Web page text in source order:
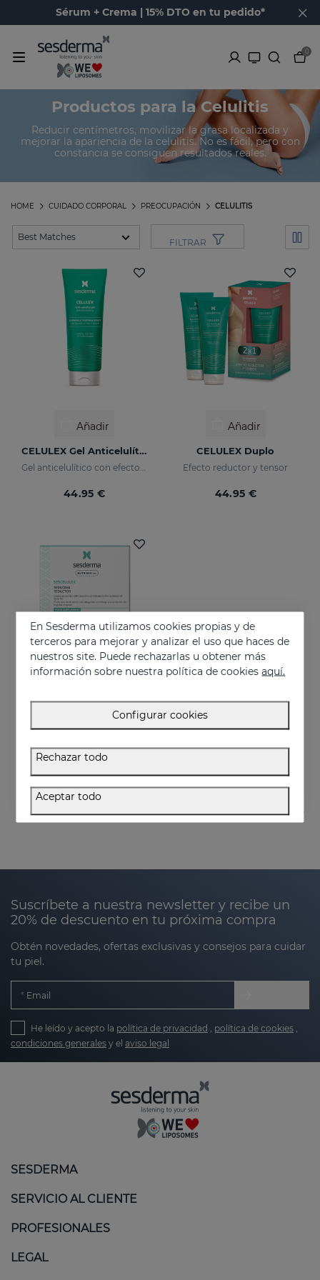
Sérum + Crema | 15% DTO en tu pedido*
0
Productos para la Celulitis
Reducir centímetros, movilizar la grasa localizada y
mejorar la apariencia de la celulitis. No es fácil, pero con
constancia se consiguen resultados reales.
CELULITIS
PREOCUPACIÓN
CUIDADO CORPORAL
HOME
FILTRAR
Añadir
CELULEX Gel Anticelulítico
Gel anticelulítico con efecto reductor y tensor
44.95 €
Añadir
CELULEX Duplo
Efecto reductor y tensor
44.95 €
Añadir
SESCELULEX Cápsulas Blandas
Suscríbete a nuestra newsletter y recibe un
20% de descuento en tu próxima compra
Obtén novedades, ofertas exclusivas y consejos para cuidar
tu piel.
Email
He leído y acepto la política de privacidad política de cookies
condiciones generales y el aviso legal
SESDERMA
SERVICIO AL CLIENTE
PROFESIONALES
LEGAL
En Sesderma utilizamos cookies propias y de
terceros para mejorar y analizar el uso que haces de
nuestros site. Puede rechazarlas u obtener más
información sobre nuestra política de cookiesaquí.
Configurar cookies
Rechazar todo
Aceptar todo